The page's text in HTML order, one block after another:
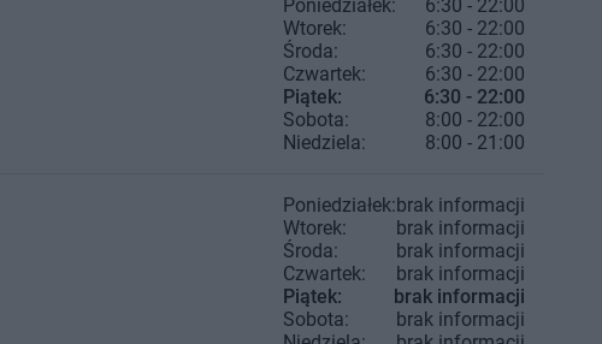
Poniedziałek:
6:30 - 22:00
Wtorek:
6:30 - 22:00
Środa:
6:30 - 22:00
Czwartek:
6:30 - 22:00
Piątek:
6:30 - 22:00
Sobota:
8:00 - 22:00
Niedziela:
8:00 - 21:00
Poniedziałek:brak informacji
Wtorek:
brak informacji
Środa:
brak informacji
Czwartek:
brak informacji
Piątek:
brak informacji
Sobota:
brak informacji